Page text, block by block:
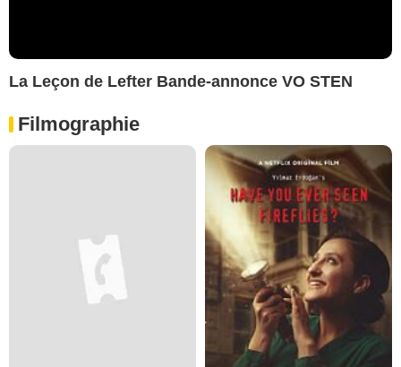
La Leçon de Lefter Bande-annonce VO STEN
Filmographie